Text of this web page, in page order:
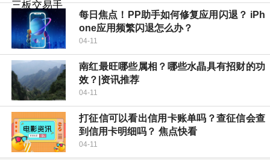
每日焦点！PP助手如何修复应用闪退？ iPh
one应用频繁闪退怎么办？
04-11
南红最旺哪些属相？哪些水晶具有招财的功
效？|资讯推荐
04-11
打征信可以看出信用卡账单吗？查征信会查
到信用卡明细吗？ 焦点快看
04-11